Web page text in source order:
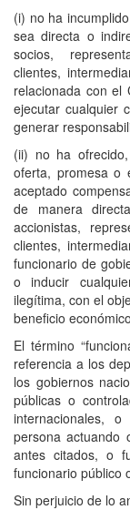
(i) no ha
sea directa o
socios,
clientes,
relacionada con el
ejecutar cualquier
generar
(ii) no ha
oferta, promesa o
aceptado
de manera
accionistas,
clientes,
funcionario de
o inducir
ilegítima, con el
beneficio
El término
referencia a los
los gobiernos
públicas o
internacionales,
persona actuando
antes citados, o
funcionario público
Sin perjuicio de lo